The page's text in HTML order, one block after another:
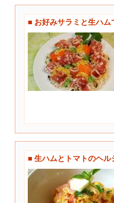
■ お好みサラミと生ハ
■ 生ハムとトマトのヘル